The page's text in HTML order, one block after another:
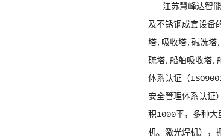
江苏慧峰达智
及不锈钢成套设备
塔,吸收塔,碱洗塔
硫塔,船舶吸收塔,
体系认证（
安全管理体系认证
积1000平，多种大
机、激光焊机），